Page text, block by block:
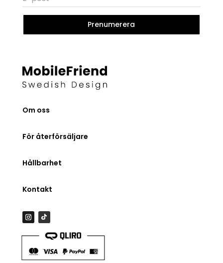
Prenumerera
Om oss
För återförsäljare
Hållbarhet
Kontakt